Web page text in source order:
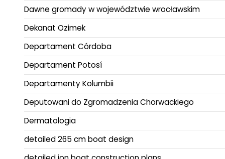
Dawne gromady w województwie wrocławskim
Dekanat Ozimek
Departament Córdoba
Departament Potosí
Departamenty Kolumbii
Deputowani do Zgromadzenia Chorwackiego
Dermatologia
detailed 265 cm boat design